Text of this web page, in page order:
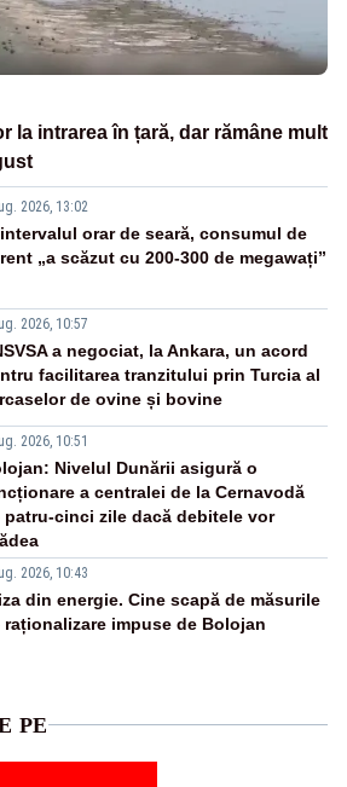
la intrarea în țară, dar rămâne mult
2026, 13:02
orar de seară, consumul de
„a scăzut cu 200-300 de megawați”
2026, 10:57
a negociat, la Ankara, un acord
facilitarea tranzitului prin Turcia al
de ovine și bovine
2026, 10:51
Nivelul Dunării asigură o
a centralei de la Cernavodă
patru-cinci zile dacă debitele vor
2026, 10:43
din energie. Cine scapă de măsurile
raționalizare impuse de Bolojan
PE